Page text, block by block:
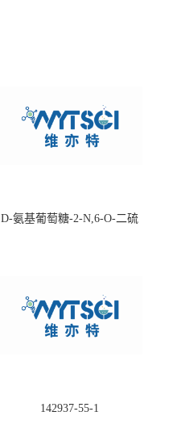
D-氨基葡萄糖-2-N,6-O-二硫
142937-55-1